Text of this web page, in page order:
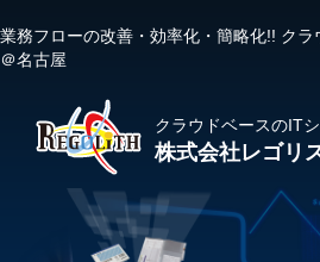
業務フローの改善・効率化・簡略化!! ク
＠名古屋
クラウドベースのIT
株式会社レゴリ